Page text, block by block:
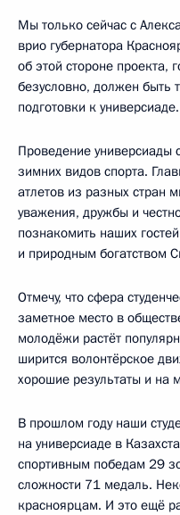
Мы только сейчас с
врио губернатора
об этой стороне проекта,
безусловно, должен быть
подготовки к универсиаде.
Проведение универсиады
зимних видов спорта.
атлетов из разных стран
уважения, дружбы и
познакомить наших
и природным богатством
Отмечу, что сфера
заметное место в
молодёжи растёт
ширится волонтёрское
хорошие результаты и на
В прошлом году наши
на универсиаде в
спортивным победам 29
сложности 71 медаль.
красноярцам. И это ещё